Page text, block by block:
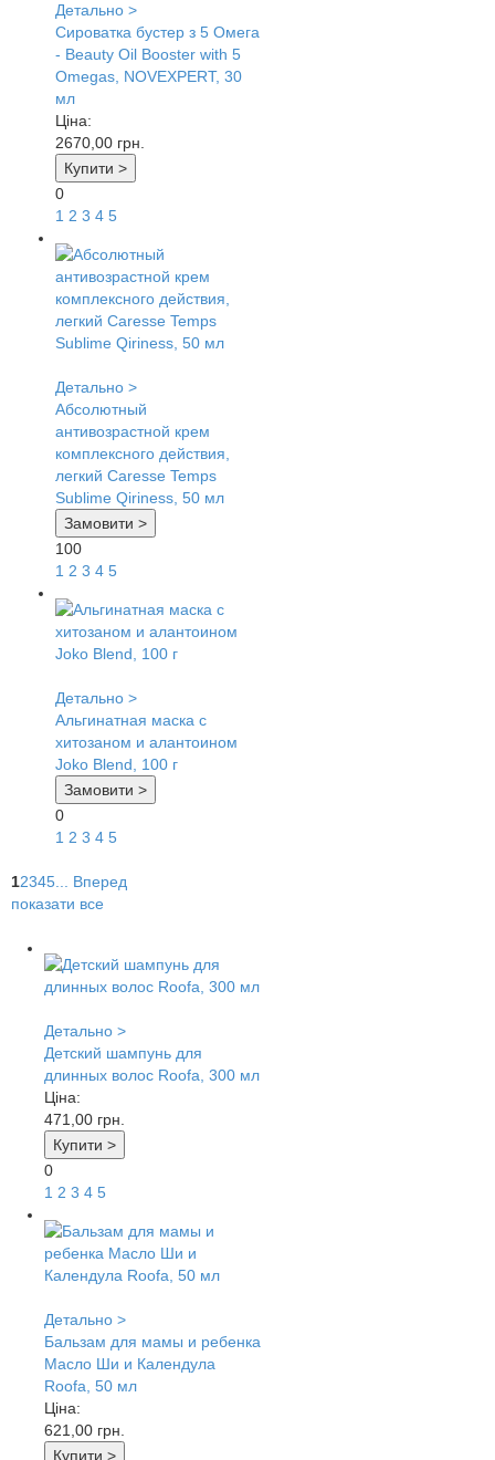
Детально >
Сироватка бустер з 5 Омега
- Beauty Oil Booster with 5
Omegas, NOVEXPERT, 30
мл
Ціна:
2670,00 грн.
Купити >
0
1 2 3 4 5
Детально >
Абсолютный
антивозрастной крем
комплексного действия,
легкий Caresse Temps
Sublime Qiriness, 50 мл
Замовити >
100
1 2 3 4 5
Детально >
Альгинатная маска с
хитозаном и алантоином
Joko Blend, 100 г
Замовити >
0
1 2 3 4 5
12345
Вперед
показати все
Детально >
Детский шампунь для
длинных волос Roofa, 300 мл
Ціна:
471,00 грн.
Купити >
0
1 2 3 4 5
Детально >
Бальзам для мамы и ребенка
Масло Ши и Календула
Roofa, 50 мл
Ціна:
621,00 грн.
Купити >